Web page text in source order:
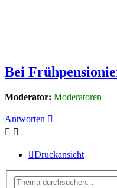
Bei
Moderator: Moderatoren
Antworten
Druckansicht